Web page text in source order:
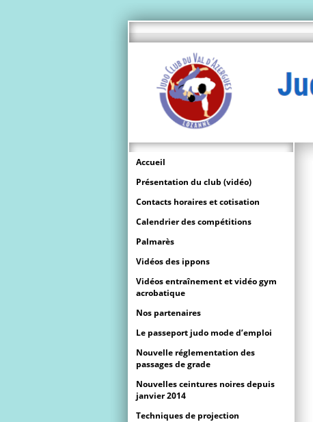
Accueil
Présentation du club (vidéo)
Contacts horaires et cotisation
Calendrier des compétitions
Palmarès
Vidéos des ippons
Vidéos entraînement et vidéo gym
acrobatique
Nos partenaires
Le passeport judo mode d’emploi
Nouvelle réglementation des
passages de grade
Nouvelles ceintures noires depuis
janvier 2014
Techniques de projection